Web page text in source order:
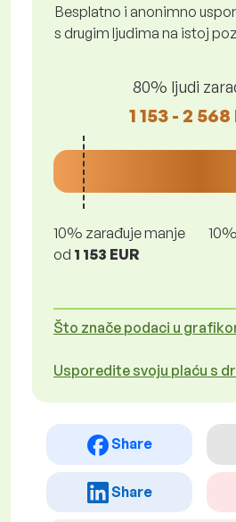
Besplatno i anonimno
s drugim ljudima na istoj
80% ljudi
1 153 - 2 568
10% zarađuje manje
od 1 153 EUR
Što znače podaci u
Usporedite svoju plaću s
Share
Share